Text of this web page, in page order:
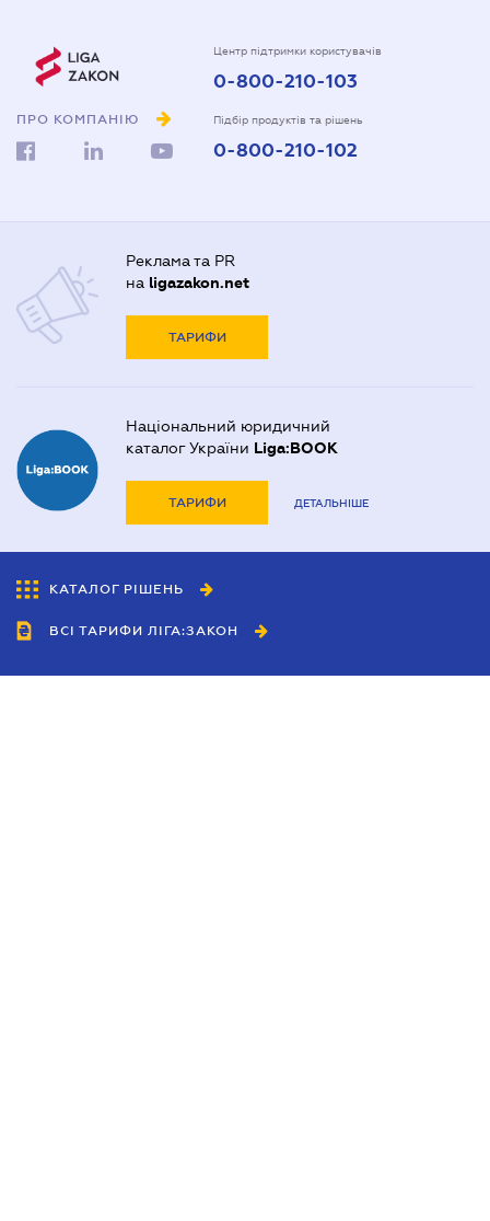
ПРО КОМПАНІЮ
Центр підтримки користувачів
0-800-210-103
Підбір продуктів та рішень
0-800-210-102
Реклама та PR
на ligazakon.net
ТАРИФИ
Національний юридичний
каталог України Liga:BOOK
ТАРИФИ ДЕТАЛЬНІШЕ
КАТАЛОГ РІШЕНЬ
ВСІ ТАРИФИ ЛІГА:ЗАКОН